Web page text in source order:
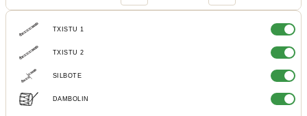
TXISTU 1
TXISTU 2
SILBOTE
DAMBOLIN